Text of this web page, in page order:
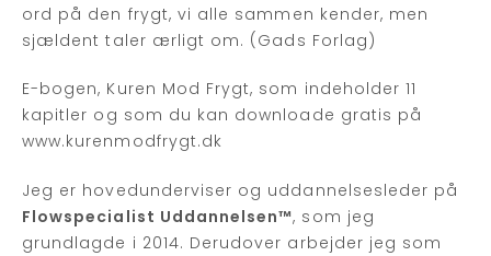
ord på den frygt, vi alle sammen kender, men
sjældent taler ærligt om. (Gads Forlag)
E-bogen, Kuren Mod Frygt, som indeholder 11
kapitler og som du kan downloade gratis på
www.kurenmodfrygt.dk
Jeg er hovedunderviser og uddannelsesleder på
Flowspecialist Uddannelsen™, som jeg
grundlagde i 2014. Derudover arbejder jeg som